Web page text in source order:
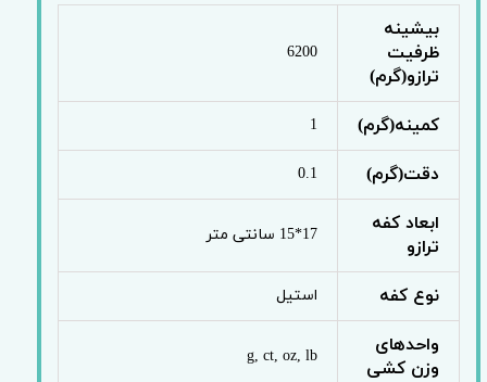
بیشینه
ظرفیت
ترازو(گرم)
6200
کمینه(گرم) 1
دقت(گرم) 0.1
ابعاد کفه
ترازو
17*15 سانتی متر
نوع کفه استیل
واحدهای
وزن کشی
g, ct, oz, lb